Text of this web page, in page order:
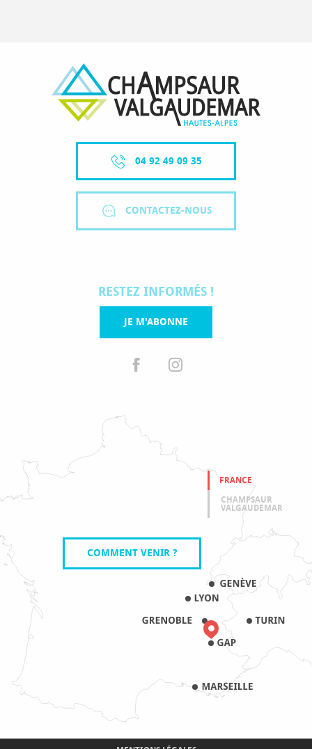
04 92 49 09 35
CONTACTEZ-NOUS
RESTEZ INFORMÉS !
JE M'ABONNE
FRANCE
CHAMPSAUR
VALGAUDEMAR
COMMENT VENIR ?